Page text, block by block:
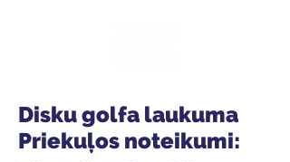
Disku golfa laukuma
Priekuļos noteikumi: